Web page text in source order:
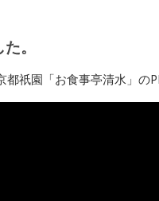
。
祇園「お食事亭清水」の